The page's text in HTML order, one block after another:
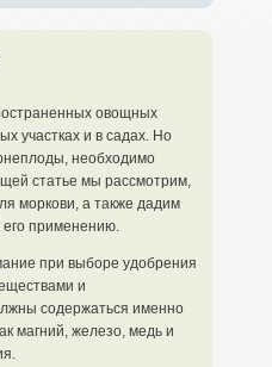
овощных
участках и в садах. Но
необходимо
статье мы рассмотрим,
моркови, а также дадим
его применению.
при выборе удобрения
и
содержаться именно
магний, железо, медь и